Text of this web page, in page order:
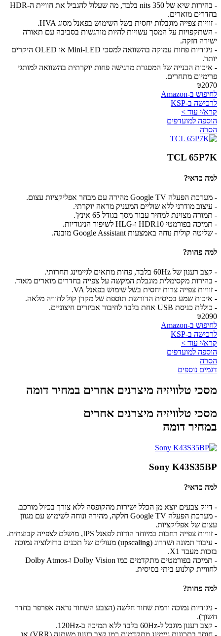
- בהירות שיא של 350 nits בלבד, מה שעלול להגביל את חוויית ה-HDR
בחדרים מוארים.
- זוויות צפייה מוגבלות יחסית בשל השימוש בפאנל מסוג HVA.
- השתקפויות על המסך עשויות להיות מורגשות בסביבה עם תאורה
ישירה חזקה.
- ניגודיות פחות עמוקה בהשוואה למסכי Mini-LED או OLED היקרים
יותר.
- איכות הבנייה של המסגרת מרגישה פחות יוקרתית בהשוואה למותגי
פרימיום מתחרים.
₪2070
לחיפוש ב-Amazon
לרכישה ב-KSP
קרא/י עוד >
הוספה למועדפים
הסרה
TCL 65P7K
למה כדאי?
- מערכת הפעלה Google TV מהירה עם מבחר אפליקציות עצום.
- עיצוב מודרני ללא שוליים המעניק מראה יוקרתי.
- תמורה מצוינת למחיר עבור מסך בגודל 65 אינץ'.
- תמיכה בפורמטי HDR10 ו-HLG לשיפור הניגודיות.
- שליטה קולית נוחה באמצעות Google Assistant מובנה.
למה פחות?
- קצב רענון של 60Hz בלבד, פחות מתאים לגיימינג תחרותי.
- בהירות מקסימלית מוגבלת המקשה על צפייה בחדרים מוארים מאוד.
- זוויות צפייה צרות יחסית בשל שימוש בפאנל VA.
- איכות שמע בסיסית הדורשת תוספת של מקרן קול לחוויה מלאה.
- כוללת כניסת USB אחת בלבד לחיבור אביזרים חיצוניים.
₪2090
לחיפוש ב-Amazon
לרכישה ב-KSP
קרא/י עוד >
הוספה למועדפים
הסרה
דגמים נוספים
מסכי טלוויזיה מיצרנים אחרים במחיר דומה
מסכי טלוויזיה מיצרנים אחרים
במחיר דומה
Sony K43S35BP
למה כדאי?
- דיוק צבעים יוצא מן הכלל ישירות מהקופסה ללא צורך בכיול מורכב.
- מערכת הפעלה Google TV חלקה, מהירה ונוחה לשימוש עם מגוון
עצום של אפליקציות.
- זוויות צפייה רחבות במיוחד הודות לפאנל IPS, מושלם לצפייה קבוצתית.
- עיבוד תמונה ושדרוג (upscaling) מעולים של תכנים ברזולוציה נמוכה
בזכות מעבד X1.
- תמיכה בפורמטים מתקדמים כמו Dolby Vision ו-Dolby Atmos
לחוויית קולנוע ביתי בסיסית.
למה פחות?
- ניגודיות נמוכה ורמת שחור חלשה (הצבע השחור נראה אפרפר בחדר
חשוך).
- קצב רענון מוגבל ל-60Hz בלבד ללא תמיכה ב-120Hz.
- חוסר בתכונות גיימינג מתקדמות כמו קצב רענון משתנה (VRR) או